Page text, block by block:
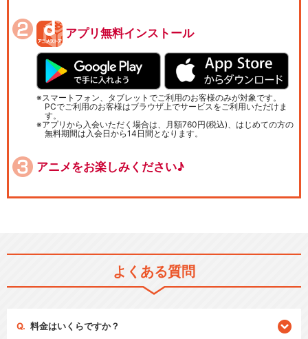
アプリ無料インストール
スマートフォン、タブレットでご利用のお客様のみが対象です。
PCでご利用のお客様はブラウザ上でサービスをご利用いただけま
す。
アプリから入会いただく場合は、月額760円(税込)、はじめての方の
無料期間は入会日から14日間となります。
アニメをお楽しみください♪
よくある質問
料金はいくらですか？